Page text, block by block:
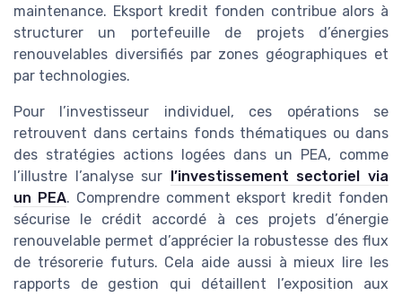
maintenance. Eksport kredit fonden contribue alors à
structurer un portefeuille de projets d’énergies
renouvelables diversifiés par zones géographiques et
par technologies.
Pour l’investisseur individuel, ces opérations se
retrouvent dans certains fonds thématiques ou dans
des stratégies actions logées dans un PEA, comme
l’illustre l’analyse sur
l’investissement sectoriel via
un PEA. Comprendre comment eksport kredit fonden
sécurise le crédit accordé à ces projets d’énergie
renouvelable permet d’apprécier la robustesse des flux
de trésorerie futurs. Cela aide aussi à mieux lire les
rapports de gestion qui détaillent l’exposition aux